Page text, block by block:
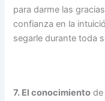
para darme las
confianza en la
segarle durante toda
7. El conocimiento de